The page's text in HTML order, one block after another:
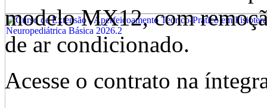
modelo MX12, com
de ar condicionado.
Acesse o contrato na